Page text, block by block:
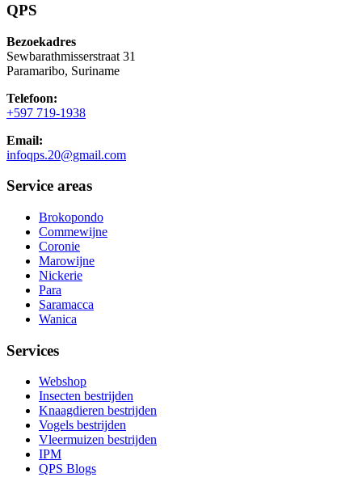
QPS
Bezoekadres
Sewbarathmisserstraat 31
Paramaribo, Suriname
Telefoon:
+597 719-1938
Email:
infoqps.20@gmail.com
Service areas
Brokopondo
Commewijne
Coronie
Marowijne
Nickerie
Para
Saramacca
Wanica
Services
Webshop
Insecten bestrijden
Knaagdieren bestrijden
Vogels bestrijden
Vleermuizen bestrijden
IPM
QPS Blogs